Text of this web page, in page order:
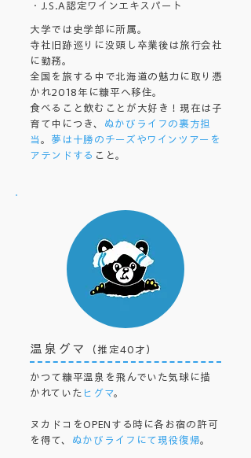
・J.S.A認定ワインエキスパート
大学では史学部に所属。
寺社旧跡巡りに没頭し卒業後は旅行会社
に勤務。
全国を旅する中で北海道の魅力に取り憑
かれ2018年に糠平へ移住。
食べること飲むことが大好き！現在は子
育て中につき、
ぬかびライフの裏方担
当 。 夢は十勝のチーズやワインツアーを
アテンドする こと。
温泉グマ （推定40才）
かつて糠平温泉を飛んでいた気球に描
かれていた ヒグマ。
ヌカドコをOPENする時に各お宿の許可
を得て、
ぬかびライフにて現役復帰。